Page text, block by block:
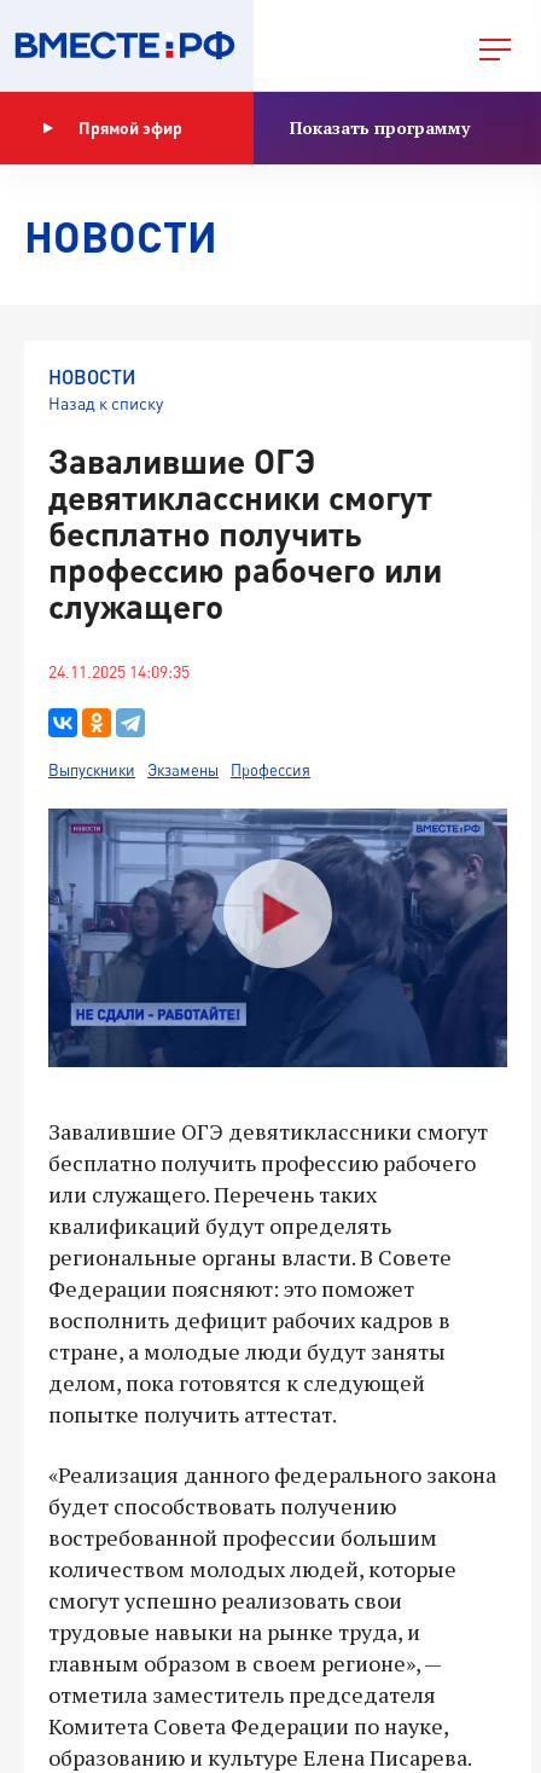
Прямой эфир Показать программу
НОВОСТИ
НОВОСТИ
Назад к списку
Завалившие ОГЭ
девятиклассники смогут
бесплатно получить
профессию рабочего или
служащего
24.11.2025 14:09:35
Выпускники Экзамены Профессия
Завалившие ОГЭ девятиклассники смогут
бесплатно получить профессию рабочего
или служащего. Перечень таких
квалификаций будут определять
региональные органы власти. В Совете
Федерации поясняют: это поможет
восполнить дефицит рабочих кадров в
стране, а молодые люди будут заняты
делом, пока готовятся к следующей
попытке получить аттестат.
«Реализация данного федерального закона
будет способствовать получению
востребованной профессии большим
количеством молодых людей, которые
смогут успешно реализовать свои
трудовые навыки на рынке труда, и
главным образом в своем регионе», —
отметила заместитель председателя
Комитета Совета Федерации по науке,
образованию и культуре Елена Писарева.